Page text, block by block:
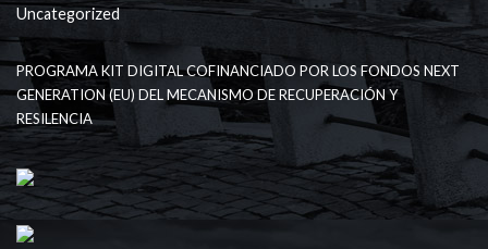
Uncategorized
PROGRAMA KIT DIGITAL COFINANCIADO POR LOS FONDOS NEXT
GENERATION (EU) DEL MECANISMO DE RECUPERACIÓN Y
RESILENCIA